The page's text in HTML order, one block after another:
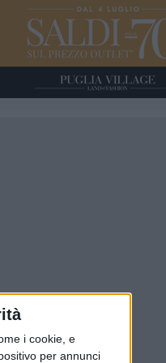
i cookie, e
per annunci